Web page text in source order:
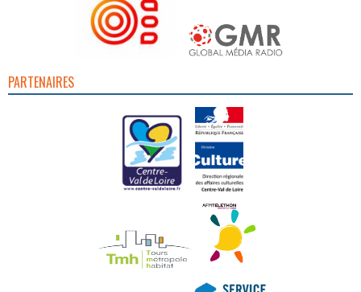
PARTENAIRES